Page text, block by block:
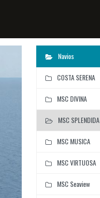
Navios
COSTA SERENA
MSC DIVINA
MSC SPLENDIDA
MSC MUSICA
MSC VIRTUOSA
MSC Seaview